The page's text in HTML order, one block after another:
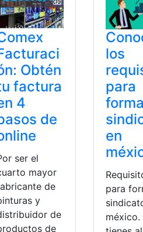
Obtén
factura
4
de
ser el
mayor
de
y
de
de
los
para
en
para
méxico.